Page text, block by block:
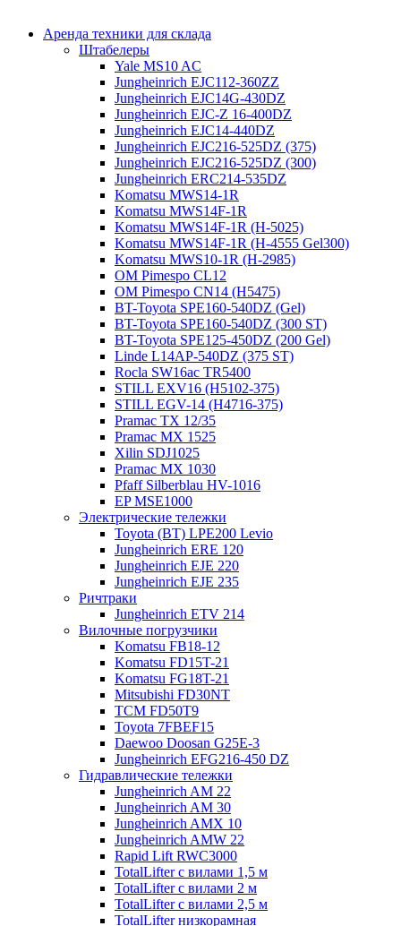
Аренда техники для склада
Штабелеры
Yale MS10 AC
Jungheinrich EJC112-360ZZ
Jungheinrich EJC14G-430DZ
Jungheinrich EJC-Z 16-400DZ
Jungheinrich EJC14-440DZ
Jungheinrich EJC216-525DZ (375)
Jungheinrich EJC216-525DZ (300)
Jungheinrich ERC214-535DZ
Komatsu MWS14-1R
Komatsu MWS14F-1R
Komatsu MWS14F-1R (H-5025)
Komatsu MWS14F-1R (H-4555 Gel300)
Komatsu MWS10-1R (Н-2985)
OM Pimespo CL12
OM Pimespo CN14 (Н5475)
BT-Toyota SPE160-540DZ (Gel)
BT-Toyota SPE160-540DZ (300 ST)
BT-Toyota SPE125-450DZ (200 Gel)
Linde L14AP-540DZ (375 ST)
Rocla SW16ac TR5400
STILL EXV16 (H5102-375)
STILL EGV-14 (H4716-375)
Pramac TX 12/35
Pramac MX 1525
Xilin SDJ1025
Pramac MX 1030
Pfaff Silberblau HV-1016
EP MSE1000
Электрические тележки
Toyota (BT) LPE200 Levio
Jungheinrich ERE 120
Jungheinrich EJE 220
Jungheinrich EJE 235
Ричтраки
Jungheinrich ETV 214
Вилочные погрузчики
Komatsu FB18-12
Komatsu FD15T-21
Komatsu FG18T-21
Mitsubishi FD30NT
TCM FD50T9
Toyota 7FBEF15
Daewoo Doosan G25E-3
Jungheinrich EFG216-450 DZ
Гидравлические тележки
Jungheinrich AM 22
Jungheinrich AM 30
Jungheinrich AMX 10
Jungheinrich AMW 22
Rapid Lift RWC3000
TotalLifter с вилами 1,5 м
TotalLifter с вилами 2 м
TotalLifter с вилами 2,5 м
TotalLifter низкорамная